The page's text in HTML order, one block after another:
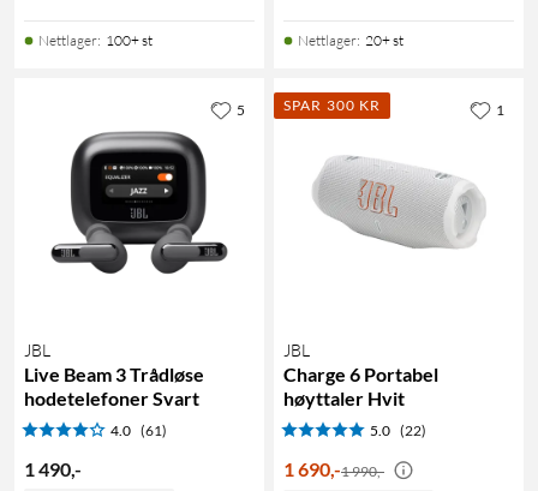
Nettlager: 100+ st Nettlager: 20+ st
JBL
Live Beam 3 Trådløse
hodetelefoner Svart
4.0 (61)
1 490,-
5 SPAR 300 KR
JBL
Charge 6 Portabel
høyttaler Hvit
5.0 (22)
1 690,-1 990,-
1